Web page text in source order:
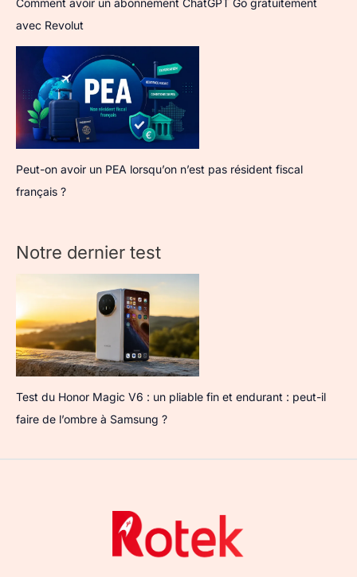
Comment avoir un abonnement ChatGPT Go gratuitement
avec Revolut
Peut-on avoir un PEA lorsqu’on n’est pas résident fiscal
français ?
Notre dernier test
Test du Honor Magic V6 : un pliable fin et endurant : peut-il
faire de l’ombre à Samsung ?